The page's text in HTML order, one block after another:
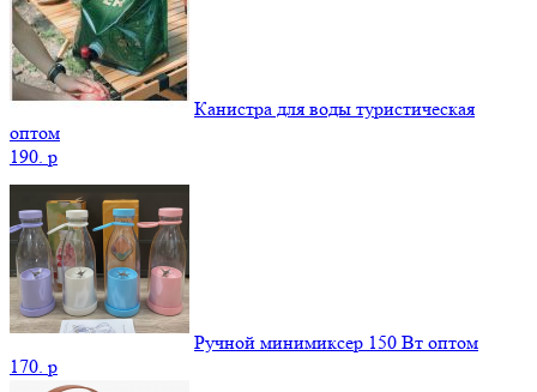
Канистра для воды туристическая
оптом
190. p
Ручной минимиксер 150 Вт оптом
170. p